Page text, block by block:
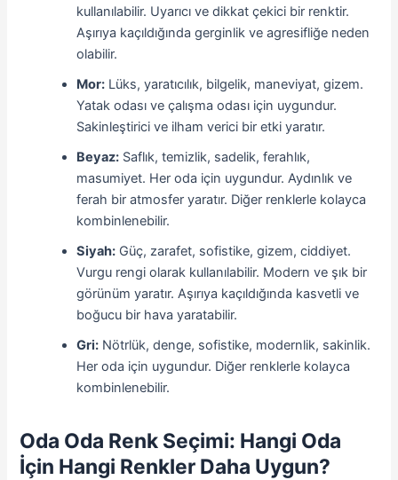
kullanılabilir. Uyarıcı ve dikkat çekici bir renktir.
Aşırıya kaçıldığında gerginlik ve agresifliğe neden
olabilir.
Mor: Lüks, yaratıcılık, bilgelik, maneviyat, gizem.
Yatak odası ve çalışma odası için uygundur.
Sakinleştirici ve ilham verici bir etki yaratır.
Beyaz: Saflık, temizlik, sadelik, ferahlık,
masumiyet. Her oda için uygundur. Aydınlık ve
ferah bir atmosfer yaratır. Diğer renklerle kolayca
kombinlenebilir.
Siyah: Güç, zarafet, sofistike, gizem, ciddiyet.
Vurgu rengi olarak kullanılabilir. Modern ve şık bir
görünüm yaratır. Aşırıya kaçıldığında kasvetli ve
boğucu bir hava yaratabilir.
Gri: Nötrlük, denge, sofistike, modernlik, sakinlik.
Her oda için uygundur. Diğer renklerle kolayca
kombinlenebilir.
Oda Oda Renk Seçimi: Hangi Oda
İçin Hangi Renkler Daha Uygun?